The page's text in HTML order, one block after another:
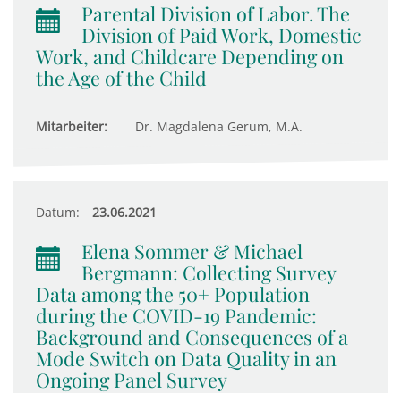
Parental Division of Labor. The
Division of Paid Work, Domestic
Work, and Childcare Depending on
the Age of the Child
Mitarbeiter: Dr. Magdalena Gerum, M.A.
Datum: 23.06.2021
Elena Sommer & Michael
Bergmann: Collecting Survey
Data among the 50+ Population
during the COVID-19 Pandemic:
Background and Consequences of a
Mode Switch on Data Quality in an
Ongoing Panel Survey